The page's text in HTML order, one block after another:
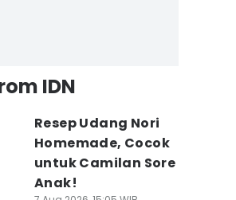
IDN
Resep Udang Nori
Homemade, Cocok
untuk Camilan Sore
Anak!